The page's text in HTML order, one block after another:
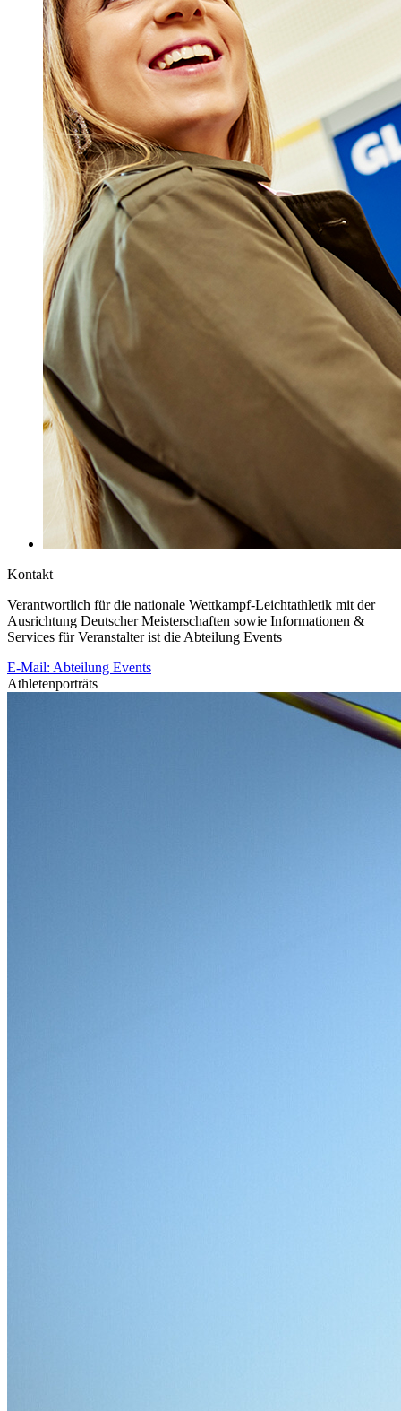
Kontakt
Verantwortlich für die nationale Wettkampf-Leichtathletik mit der
Ausrichtung Deutscher Meisterschaften sowie Informationen &
Services für Veranstalter ist die Abteilung Events
E-Mail: Abteilung Events
Athletenporträts